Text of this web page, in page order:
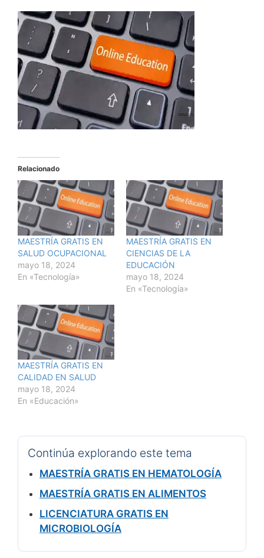
Relacionado
MAESTRÍA GRATIS EN
SALUD OCUPACIONAL
mayo 18, 2024
En «Tecnología»
MAESTRÍA GRATIS EN
CIENCIAS DE LA
EDUCACIÓN
mayo 18, 2024
En «Tecnología»
MAESTRÍA GRATIS EN
CALIDAD EN SALUD
mayo 18, 2024
En «Educación»
Continúa explorando este tema
MAESTRÍA GRATIS EN HEMATOLOGÍA
MAESTRÍA GRATIS EN ALIMENTOS
LICENCIATURA GRATIS EN
MICROBIOLOGÍA